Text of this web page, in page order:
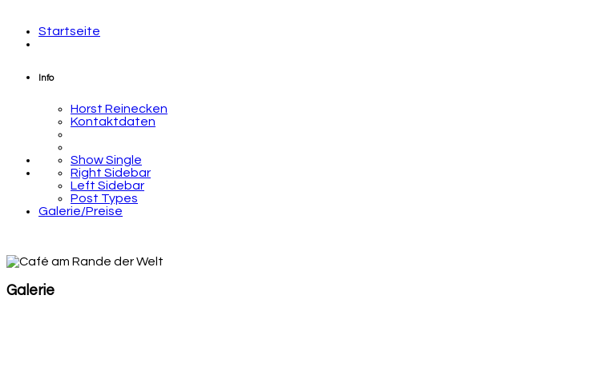
Startseite
Info
Horst Reinecken
Kontaktdaten
Show Single
Right Sidebar
Left Sidebar
Post Types
Galerie/Preise
Galerie